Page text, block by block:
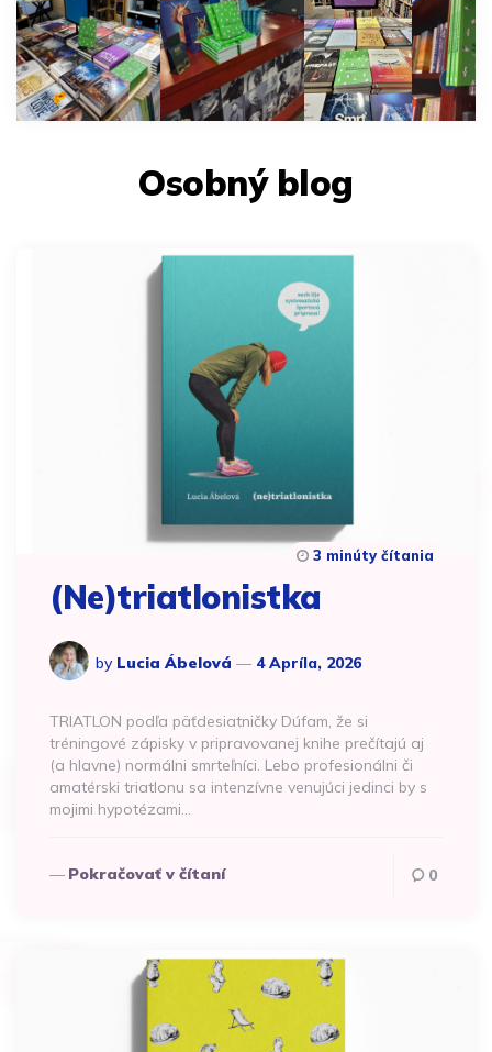
Osobný blog
(Ne)triatlonistka
by Lucia Ábelová 4 Apríla, 2026
3 minúty čítania
TRIATLON podľa päťdesiatničky Dúfam, že si
tréningové zápisky v pripravovanej knihe prečítajú aj
(a hlavne) normálni smrteľníci. Lebo profesionálni či
amatérski triatlonu sa intenzívne venujúci jedinci by s
mojimi hypotézami…
Pokračovať v čítaní 0